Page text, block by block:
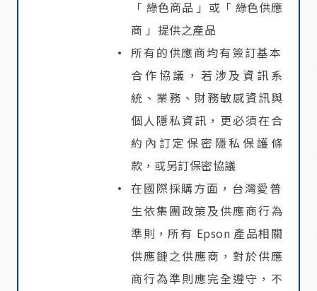
「 綠色商品 」或「 綠色供應
商 」提供之產品
所有的供應商均有簽訂基本
合作協議，若涉及資訊系
統、業務、財務敏感資訊與
個人隱私資訊，更必須在合
約內訂定保密隱私保護條
款，或另訂保密協議
在國際採購方面，台灣愛普
生依集團政策及供應商行為
準則，所有 Epson 產品相關
供應鏈之供應商，對於供應
商行為準則應完全遵守，不